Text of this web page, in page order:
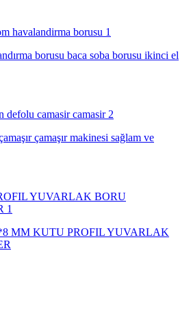
borusu baca soba borusu ikinci el
çamaşır makinesi sağlam ve
MM KUTU PROFIL YUVARLAK